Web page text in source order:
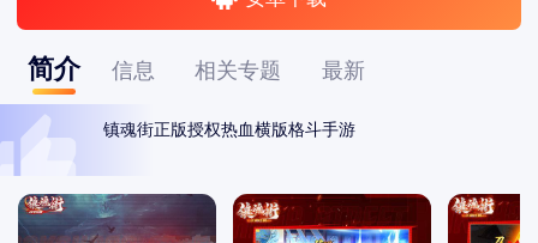
简介 信息 相关专题 最新
镇魂街正版授权热血横版格斗手游